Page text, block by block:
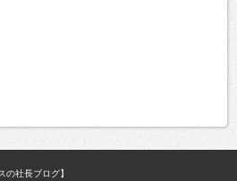
の社長ブログ】